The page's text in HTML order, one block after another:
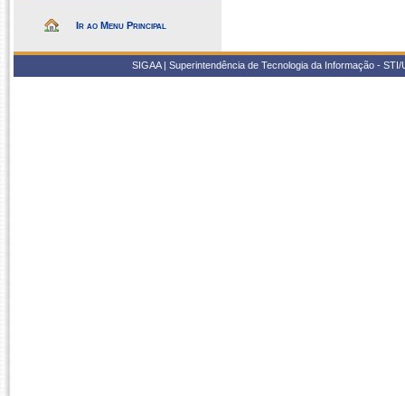
Ir ao Menu Principal
SIGAA | Superintendência de Tecnologia da Informação -